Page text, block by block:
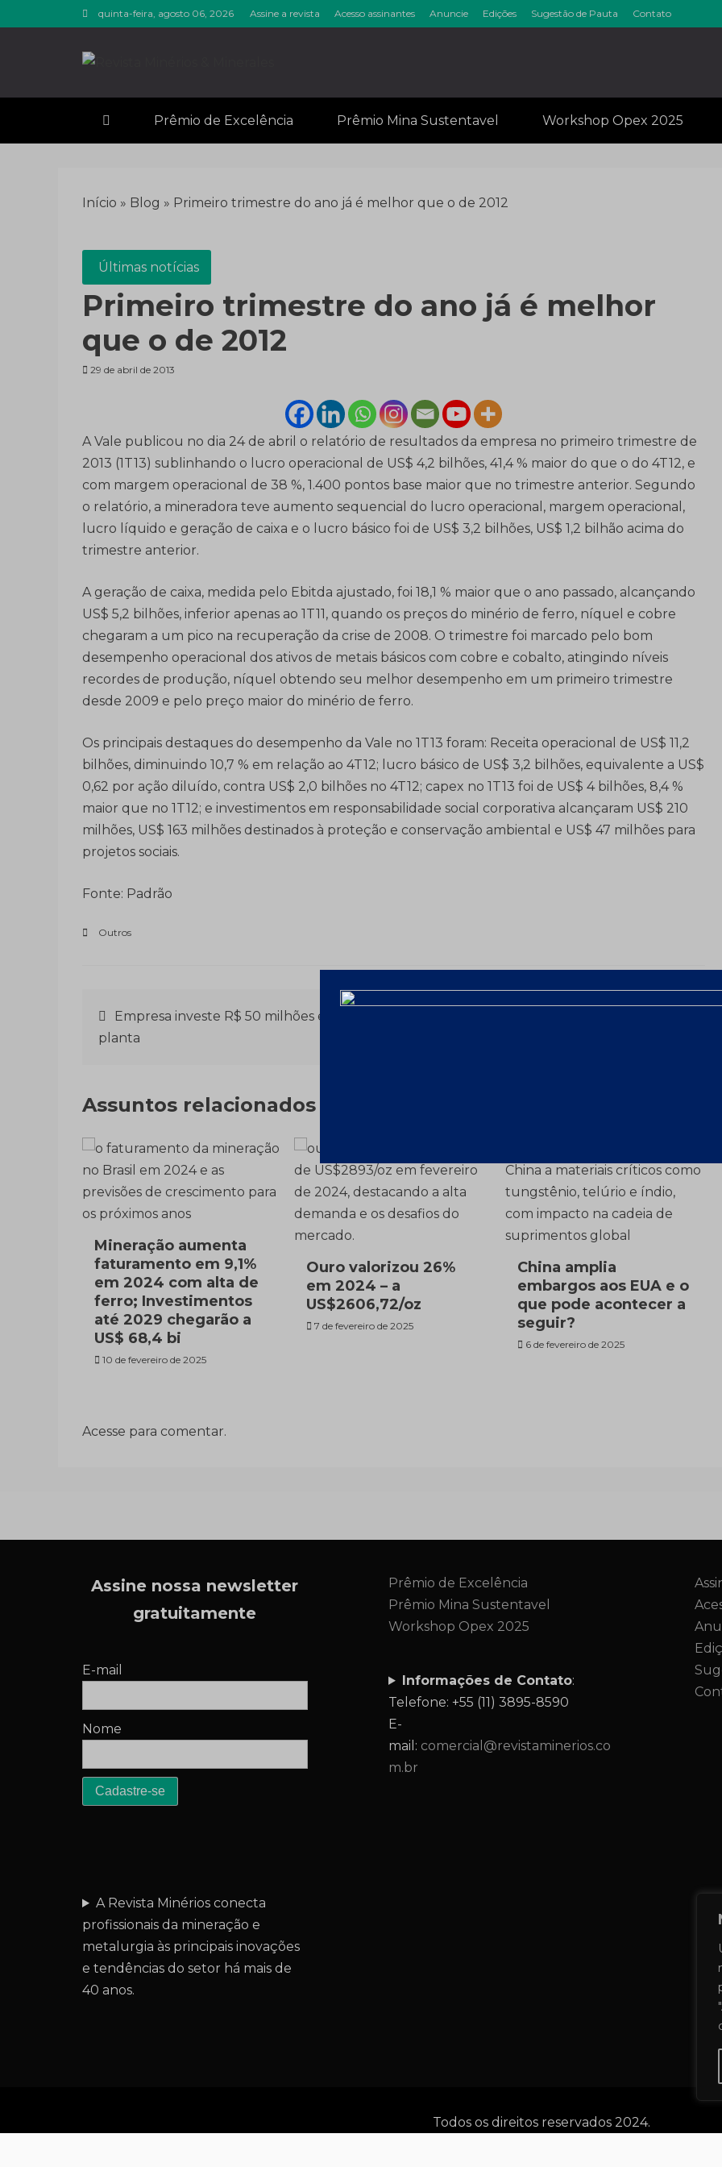
to
quinta-feira, agosto 06, 2026 Assine a revista Acesso assinantes Anuncie Edições Sugestão de Pauta Contato
Revista Minérios &
Prêmio de Excelência Prêmio Mina Sustentavel Workshop Opex 2025
Início » Blog » Primeiro trimestre do ano já é melhor que o de 2012
Últimas notícias
Primeiro trimestre do ano já é melhor
que o de 2012
29 de abril de 2013
A Vale publicou no dia 24 de abril o relatório de resultados da empresa no primeiro trimestre de
2013 (1T13) sublinhando o lucro operacional de US$ 4,2 bilhões, 41,4 % maior do que o do 4T12, e
com margem operacional de 38 %, 1.400 pontos base maior que no trimestre anterior. Segundo
o relatório, a mineradora teve aumento sequencial do lucro operacional, margem operacional,
lucro líquido e geração de caixa e o lucro básico foi de US$ 3,2 bilhões, US$ 1,2 bilhão acima do
trimestre anterior.
A geração de caixa, medida pelo Ebitda ajustado, foi 18,1 % maior que o ano passado, alcançando
US$ 5,2 bilhões, inferior apenas ao 1T11, quando os preços do minério de ferro, níquel e cobre
chegaram a um pico na recuperação da crise de 2008. O trimestre foi marcado pelo bom
desempenho operacional dos ativos de metais básicos com cobre e cobalto, atingindo níveis
recordes de produção, níquel obtendo seu melhor desempenho em um primeiro trimestre
desde 2009 e pelo preço maior do minério de ferro.
Os principais destaques do desempenho da Vale no 1T13 foram: Receita operacional de US$ 11,2
bilhões, diminuindo 10,7 % em relação ao 4T12; lucro básico de US$ 3,2 bilhões, equivalente a US$
0,62 por ação diluído, contra US$ 2,0 bilhões no 4T12; capex no 1T13 foi de US$ 4 bilhões, 8,4 %
maior que no 1T12; e investimentos em responsabilidade social corporativa alcançaram US$ 210
milhões, US$ 163 milhões destinados à proteção e conservação ambiental e US$ 47 milhões para
projetos sociais.
Fonte: Padrão
Outros
Navegação
de
Post
Empresa investe R$ 50 milhões em nova
planta
Assuntos relacionados
Mineração aumenta
faturamento em 9,1%
em 2024 com alta de
ferro; Investimentos
até 2029 chegarão a
US$ 68,4 bi
10 de fevereiro de 2025
Ouro valorizou 26%
em 2024 – a
US$2606,72/oz
7 de fevereiro de 2025
China amplia
embargos aos EUA e o
que pode acontecer a
seguir?
6 de fevereiro de 2025
Acesse para comentar.
Assine nossa newsletter
gratuitamente
E-mail
Nome
A Revista Minérios conecta
profissionais da mineração e
metalurgia às principais inovações
e tendências do setor há mais de
40 anos.
Prêmio de Excelência
Prêmio Mina Sustentavel
Workshop Opex 2025
Informações de Contato:
Telefone: +55 (11) 3895-8590
E-
mail: comercial@revistaminerios.co
m.br
Todos os direitos reservados 2024.